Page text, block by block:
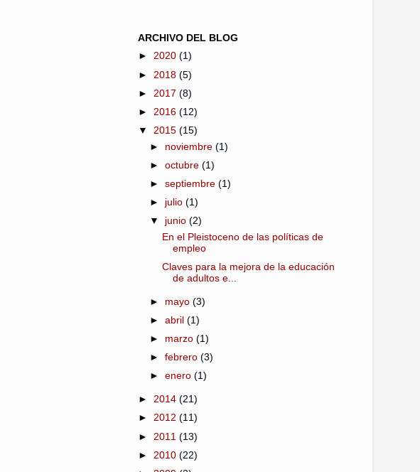
ARCHIVO DEL BLOG
► 2020 (1)
► 2018 (5)
► 2017 (8)
► 2016 (12)
▼ 2015 (15)
► noviembre(1)
►octubre(1)
►septiembre(1)
► julio(1)
▼ junio(2)
En el Pleistoceno de las políticas de
empleo
Claves para la mejora de la educación
de adultos e...
► mayo(3)
►abril(1)
► marzo(1)
►febrero(3)
►enero(1)
► 2014 (21)
► 2012 (11)
► 2011 (13)
► 2010 (22)